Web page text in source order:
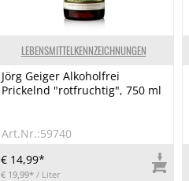
LEBENSMITTELKENNZEICHNUNGEN
Jörg Geiger Alkoholfrei
Prickelnd "rotfruchtig", 750 ml
Art.Nr.:59740
€ 14,99*
€ 19,99* / Liter